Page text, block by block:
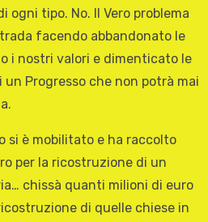
ogni tipo. No. Il Vero problema
facendo abbandonato le
i nostri valori e dimenticato le
Progresso che non potrà mai
si è mobilitato e ha raccolto
per la ricostruzione di un
chissà quanti milioni di euro
di quelle chiese in